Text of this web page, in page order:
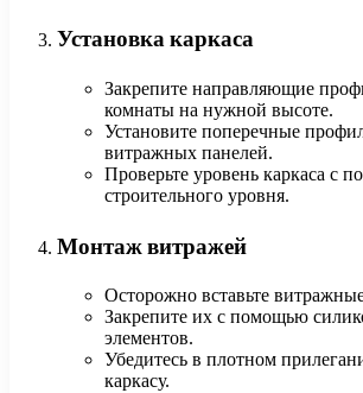
Установка каркаса
Закрепите направляющие
комнаты на нужной высоте.
Установите поперечные
витражных панелей.
Проверьте уровень каркаса с
строительного уровня.
Монтаж витражей
Осторожно вставьте
Закрепите их с помощью
элементов.
Убедитесь в плотном
каркасу.